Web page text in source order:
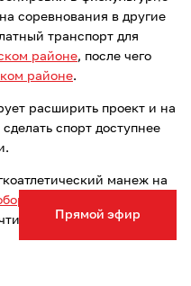
Прямой эфир
соревнования в другие
транспорт для
районе, после чего
районе.
расширить проект и на
спорт доступнее
манеж на
современной
за два миллиона